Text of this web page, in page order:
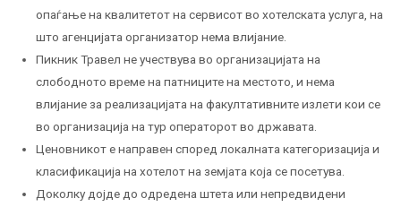
опаѓање на квалитетот на сервисот во хотелската услуга, на
што агенцијата организатор нема влијание.
Пикник Травел не учествува во организацијата на
слободното време на патниците на местото, и нема
влијание за реализацијата на факултативните излети кои се
во организација на тур операторот во државата.
Ценовникот е направен според локалната категоризација и
класификација на хотелот на земјата која се посетува.
Доколку дојде до одредена штета или непредвидени